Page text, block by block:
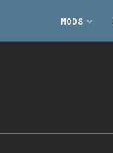
MODS